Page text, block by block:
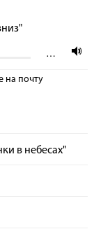
…
на почту
в небесах"